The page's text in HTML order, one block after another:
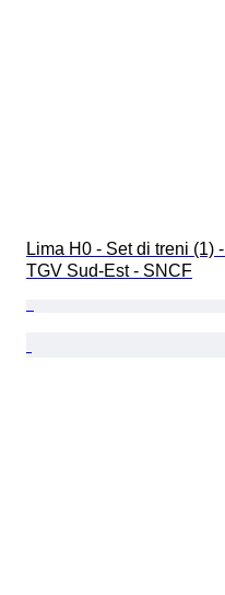
Lima H0 - Set di treni (1) -
TGV Sud-Est - SNCF